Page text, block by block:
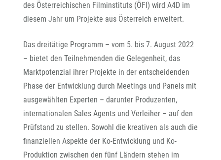
des Österreichischen Filminstituts (ÖFI) wird A4D im
diesem Jahr um Projekte aus Österreich erweitert.
Das dreitätige Programm – vom 5. bis 7. August 2022
– bietet den Teilnehmenden die Gelegenheit, das
Marktpotenzial ihrer Projekte in der entscheidenden
Phase der Entwicklung durch Meetings und Panels mit
ausgewählten Experten – darunter Produzenten,
internationalen Sales Agents und Verleiher – auf den
Prüfstand zu stellen. Sowohl die kreativen als auch die
finanziellen Aspekte der Ko-Entwicklung und Ko-
Produktion zwischen den fünf Ländern stehen im